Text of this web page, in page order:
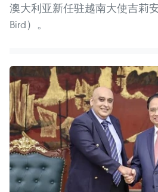
澳大利亚新任驻越南大使吉莉
Bird）。